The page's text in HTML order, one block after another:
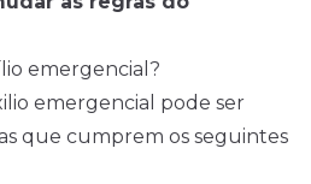
emergencial?
emergencial pode ser
que cumprem os seguintes